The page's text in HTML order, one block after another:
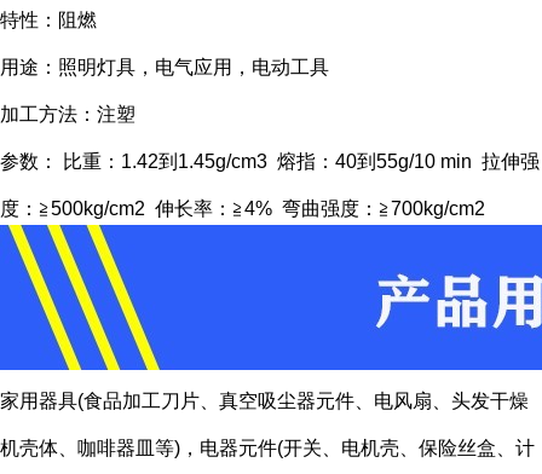
特性：阻燃
用途：照明灯具，电气应用，电动工具
加工方法：注塑
参数： 比重：1.42到1.45g/cm3 熔指：40到55g/10 min 拉伸强
度：≧500kg/cm2 伸长率：≧4% 弯曲强度：≧700kg/cm2
家用器具(食品加工刀片、真空吸尘器元件、电风扇、头发干燥
机壳体、咖啡器皿等)，电器元件(开关、电机壳、保险丝盒、计